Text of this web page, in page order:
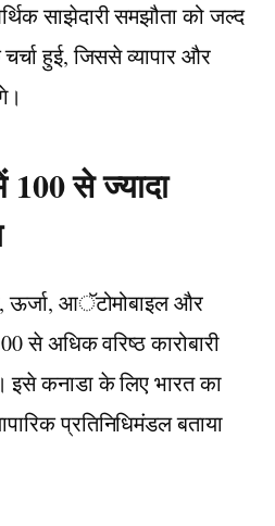
साझेदारी समझौता को जल्द
हुई, जिससे व्यापार और
100 से ज्यादा
ऊर्जा, आॅटोमोबाइल और
से अधिक वरिष्ठ कारोबारी
इसे कनाडा के लिए भारत का
प्रतिनिधिमंडल बताया